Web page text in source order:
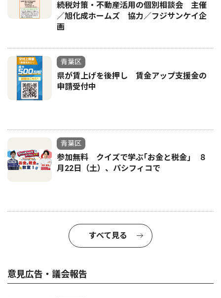
続税対策・不動産活用の個別相談会 主催
／旭化成ホームズ 協力／フジサンケイ企
画
青葉区
県が賃上げを後押し 賃金アップ支援金の
申請受付中
青葉区
参加無料 クイズで学ぶ｢お金と税金｣ ８
月22日（土）、パシフィコで
すべて見る
意見広告・議会報告